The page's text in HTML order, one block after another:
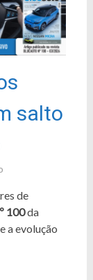
salto
de
100da
a evolução